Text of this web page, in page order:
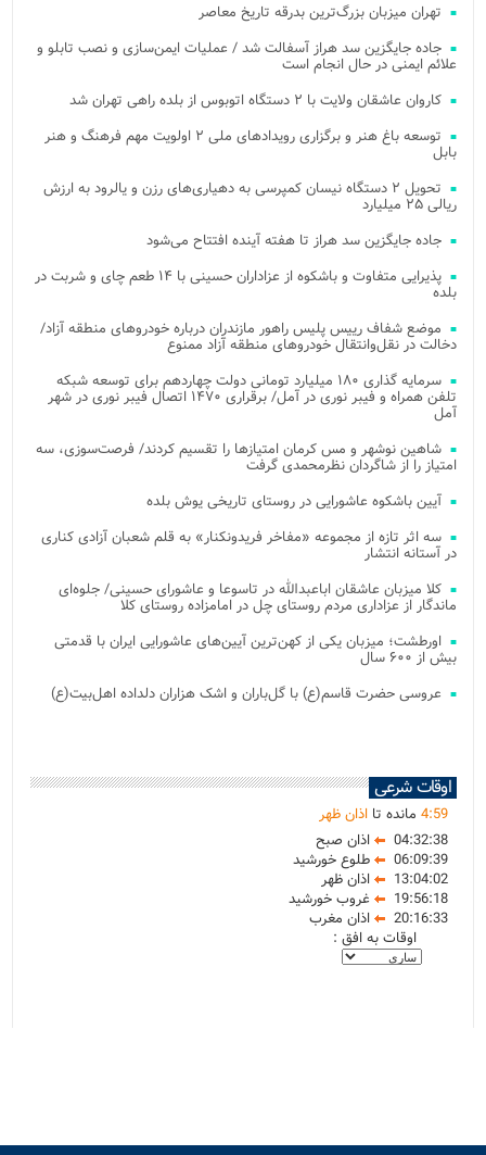
تهران میزبان بزرگ‌ترین بدرقه تاریخ معاصر
جاده جایگزین سد هراز آسفالت شد / عملیات ایمن‌سازی و نصب تابلو و
علائم ایمنی در حال انجام است
کاروان عاشقان ولایت با ۲ دستگاه اتوبوس از بلده راهی تهران شد
توسعه باغ هنر و برگزاری رویدادهای ملی ۲ اولویت مهم فرهنگ و هنر
بابل
تحویل ۲ دستگاه نیسان کمپرسی به دهیاری‌های رزن و یالرود به ارزش
ریالی ۲۵ میلیارد
جاده جایگزین سد هراز تا هفته آینده افتتاح می‌شود
پذیرایی متفاوت و باشکوه از عزاداران حسینی با ۱۴ طعم چای و شربت در
بلده
موضع شفاف رییس پلیس راهور مازندران درباره خودروهای منطقه آزاد/
دخالت در نقل‌وانتقال خودروهای منطقه آزاد ممنوع
سرمایه گذاری ۱۸۰ میلیارد تومانی دولت چهاردهم برای توسعه شبکه
تلفن همراه و فیبر نوری در آمل/ برقراری ۱۴۷۰ اتصال فیبر نوری در شهر
آمل
شاهین نوشهر و مس کرمان امتیازها را تقسیم کردند/ فرصت‌سوزی، سه
امتیاز را از شاگردان نظرمحمدی گرفت
آیین باشکوه عاشورایی در روستای تاریخی یوش بلده
سه اثر تازه از مجموعه «مفاخر فریدونکنار» به قلم شعبان آزادی کناری
در آستانه انتشار
کلا میزبان عاشقان اباعبدالله در تاسوعا و عاشورای حسینی/ جلوه‌ای
ماندگار از عزاداری مردم روستای چل در امامزاده روستای کلا
اورطشت؛ میزبان یکی از کهن‌ترین آیین‌های عاشورایی ایران با قدمتی
بیش از ۶۰۰ سال
عروسی حضرت قاسم(ع) با گل‌باران و اشک هزاران دلداده اهل‌بیت(ع)
اوقات شرعی
4:59 مانده تااذان ظهر
04:32:38
اذان صبح
06:09:39
طلوع خورشید
13:04:02
اذان ظهر
19:56:18
غروب خورشید
20:16:33
اذان مغرب
اوقات به افق :